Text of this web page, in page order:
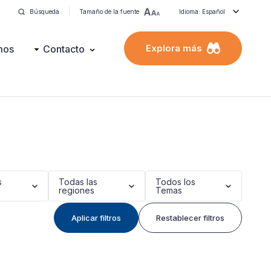
Búsqueda Tamaño de la fuente Idioma: Español
Contacto Explora más
Todas las
regiones
Todos los
Temas
Aplicar filtros Restablecer filtros